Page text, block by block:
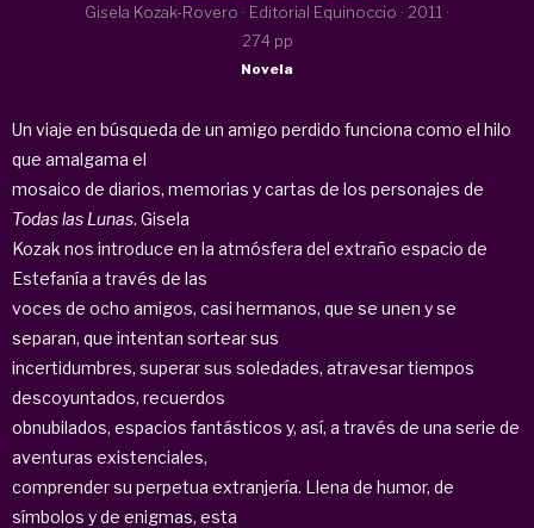
Gisela Kozak-Rovero · Editorial Equinoccio · 2011 ·
274 pp
Novela
Un viaje en búsqueda de un amigo perdido funciona como el hilo
que amalgama el
mosaico de diarios, memorias y cartas de los personajes de
Todas las Lunas. Gisela
Kozak nos introduce en la atmósfera del extraño espacio de
Estefanía a través de las
voces de ocho amigos, casi hermanos, que se unen y se
separan, que intentan sortear sus
incertidumbres, superar sus soledades, atravesar tiempos
descoyuntados, recuerdos
obnubilados, espacios fantásticos y, así, a través de una serie de
aventuras existenciales,
comprender su perpetua extranjería. Llena de humor, de
símbolos y de enigmas, esta